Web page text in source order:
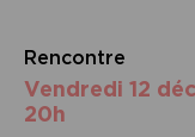
Rencontre
vendredi 12
20h